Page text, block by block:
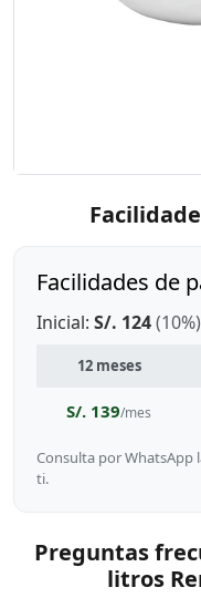
Facilidades de
Inicial: S/. 124(10%)
12 meses
S/. 139/mes
Consulta por WhatsApp
ti.
Preguntas
litros